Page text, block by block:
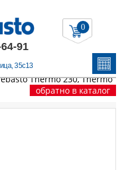
91
35с13
0
230/300/350
Thermo 230, Thermo
обратно в каталог